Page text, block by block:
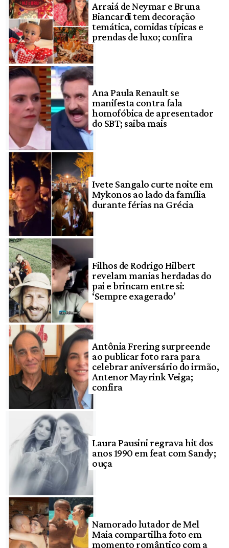
Arraiá de Neymar e Bruna
Biancardi tem decoração
temática, comidas típicas e
prendas de luxo; confira
Ana Paula Renault se
manifesta contra fala
homofóbica de apresentador
do SBT; saiba mais
Ivete Sangalo curte noite em
Mykonos ao lado da família
durante férias na Grécia
Filhos de Rodrigo Hilbert
revelam manias herdadas do
pai e brincam entre si:
‘Sempre exagerado’
Antônia Frering surpreende
ao publicar foto rara para
celebrar aniversário do irmão,
Antenor Mayrink Veiga;
confira
Laura Pausini regrava hit dos
anos 1990 em feat com Sandy;
ouça
Namorado lutador de Mel
Maia compartilha foto em
momento romântico com a